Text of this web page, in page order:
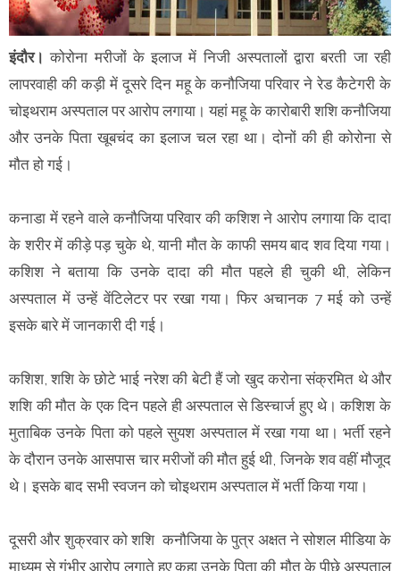
इंदौर। कोरोना मरीजों के इलाज में निजी अस्पतालों द्वारा बरती जा रही
लापरवाही की कड़ी में दूसरे दिन महू के कनौजिया परिवार ने रेड कैटेगरी के
चोइथराम अस्पताल पर आरोप लगाया। यहां महू के कारोबारी शशि कनौजिया
और उनके पिता खूबचंद का इलाज चल रहा था। दोनों की ही कोरोना से
मौत हो गई।
कनाडा में रहने वाले कनौजिया परिवार की कशिश ने आरोप लगाया कि दादा
के शरीर में कीड़े पड़ चुके थे, यानी मौत के काफी समय बाद शव दिया गया।
कशिश ने बताया कि उनके दादा की मौत पहले ही चुकी थी, लेकिन
अस्पताल में उन्हें वेंटिलेटर पर रखा गया। फिर अचानक 7 मई को उन्हें
इसके बारे में जानकारी दी गई।
कशिश, शशि के छोटे भाई नरेश की बेटी हैं जो खुद करोना संक्रमित थे और
शशि की मौत के एक दिन पहले ही अस्पताल से डिस्चार्ज हुए थे। कशिश के
मुताबिक उनके पिता को पहले सुयश अस्पताल में रखा गया था। भर्ती रहने
के दौरान उनके आसपास चार मरीजों की मौत हुई थी, जिनके शव वहीं मौजूद
थे। इसके बाद सभी स्वजन को चोइथराम अस्पताल में भर्ती किया गया।
दूसरी और शुक्रवार को शशि कनौजिया के पुत्र अक्षत ने सोशल मीडिया के
माध्यम से गंभीर आरोप लगाते हुए कहा उनके पिता की मौत के पीछे अस्पताल